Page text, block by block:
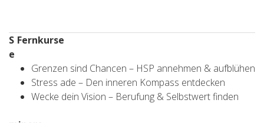
Fernkurse
Grenzen sind Chancen – HSP annehmen & aufblühen
Stress ade – Den inneren Kompass entdecken
Wecke dein Vision – Berufung & Selbstwert finden
S
e